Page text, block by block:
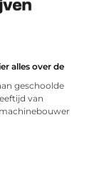
alles over de
geschoolde
van